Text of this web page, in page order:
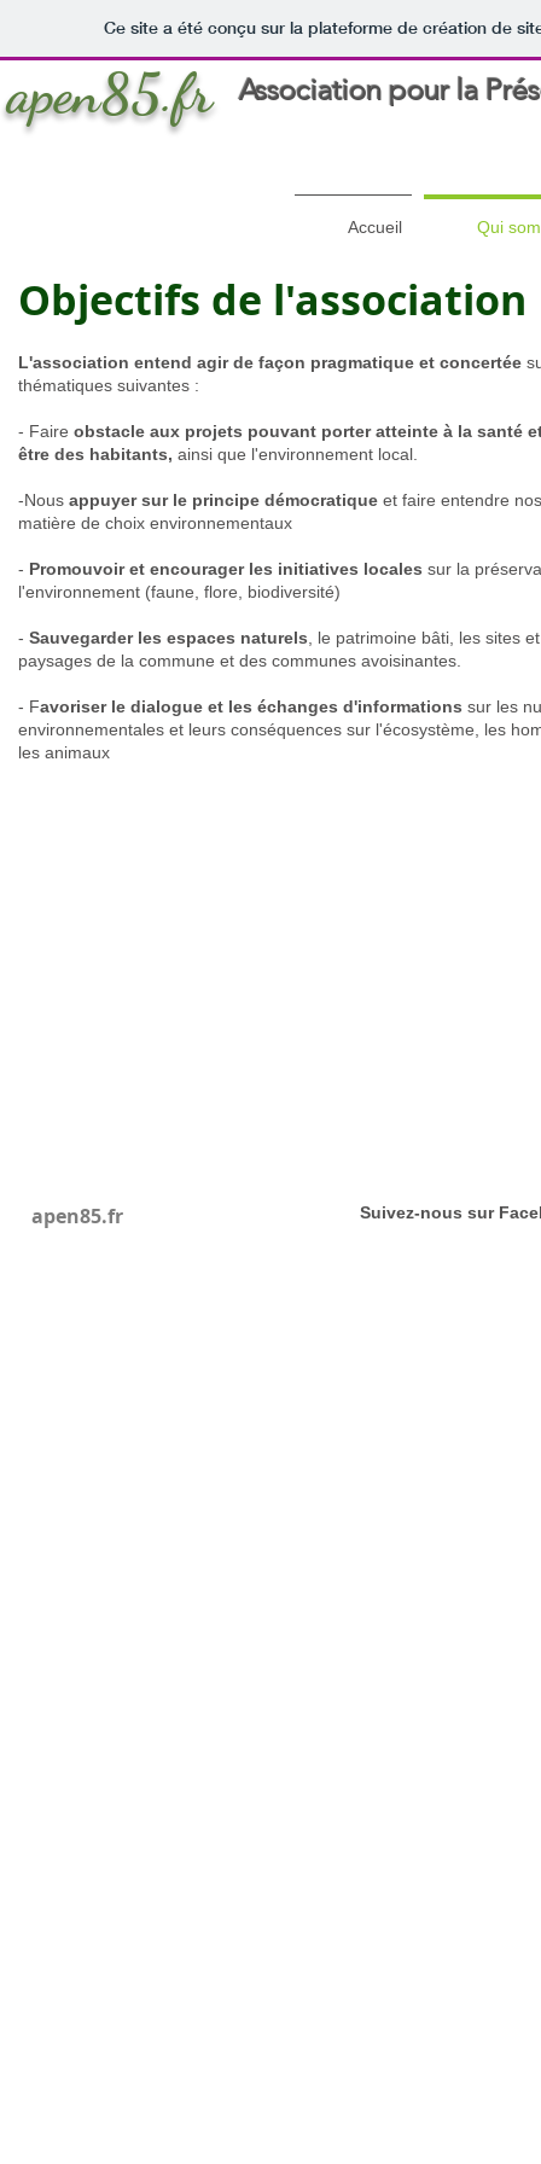
Ce site a été conçu sur la plateforme de création de
apen85.fr Association pour la
Accueil Qui
Objectifs de l'association
L'association entend agir de façon pragmatique et concertée
thématiques suivantes :
- Faire obstacle aux projets pouvant porter atteinte à la santé
être des habitants, ainsi que l'environnement local.
-Nous appuyer sur le principe démocratique et faire entendre
matière de choix environnementaux
- Promouvoir et encourager les initiatives locales sur la
l'environnement (faune, flore, biodiversité)
- Sauvegarder les espaces naturels , le patrimoine bâti, les sites et
paysages de la commune et des communes avoisinantes.
- Favoriser le dialogue et les échanges d'informations sur les
environnementales et leurs conséquences sur l'écosystème, les
les animaux
apen85.fr Suivez-nous sur